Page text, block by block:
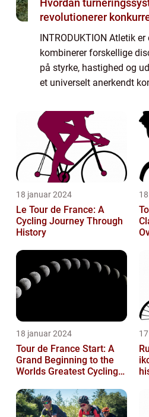
revolutionerer
INTRODUKTION Atletik
kombinerer forskellige
på styrke, hastighed og
et universelt anerkendt
færdigheder og
18 januar 2024
Le Tour de France: A
Cycling Journey Through
History
18 januar 2024
Tour de France Start: A
Grand Beginning to the
Worlds Greatest Cycling